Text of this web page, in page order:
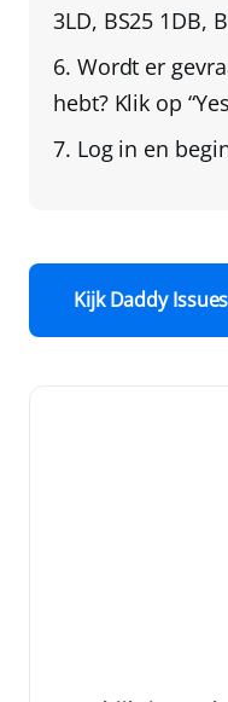
3LD, BS25 1DB,
Wordt er
hebt?Klik op
Log in en
Kijk Daddy